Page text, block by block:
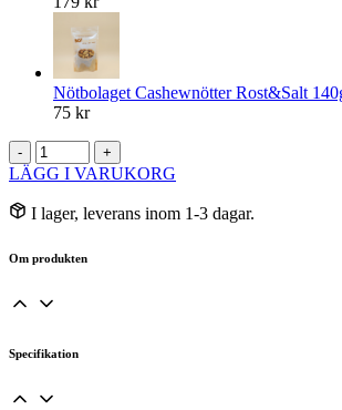
Nötbolaget Cashewnötter Rost&Salt
75 kr
-
Energi
&
Bundle
mängd
+
LÄGG I VARUKORG
I lager, leverans inom 1-3 dagar.
Om produkten
Specifikation